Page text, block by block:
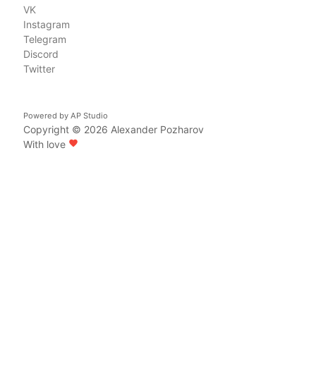
VK
Instagram
Telegram
Discord
Twitter
Powered by AP Studio
Copyright © 2026 Alexander Pozharov
With love favorite